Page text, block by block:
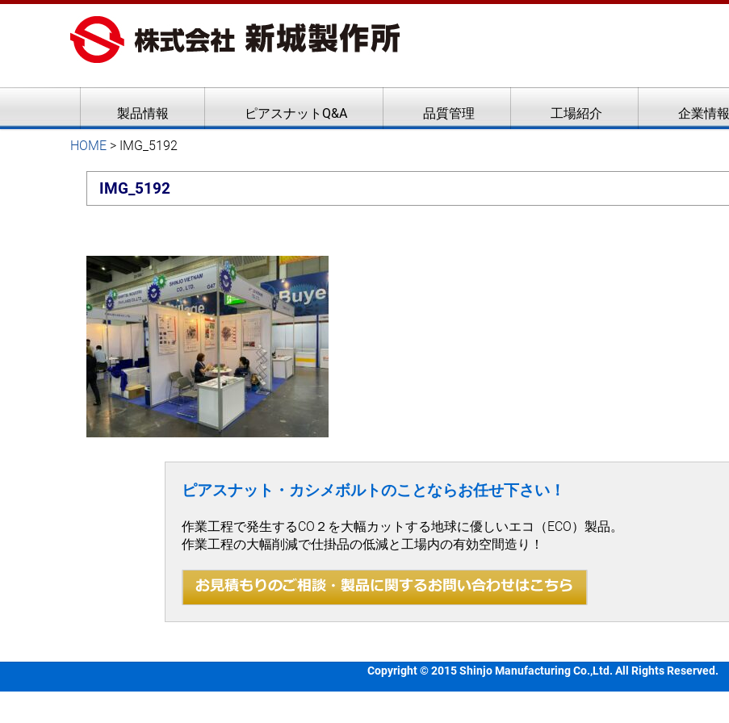
ピアスナット、クリンチボルト、フローフォーム
新城製作所
製品情報 ピアスナットQ&A 品質管理 工場紹介 企業情報
HOME > IMG_5192
IMG_5192
ピアスナット・カシメボルトのことならお任せ下さい！
作業工程で発生するCO２を大幅カットする地球に優しいエコ（ECO）製品。
作業工程の大幅削減で仕掛品の低減と工場内の有効空間造り！
Copyright © 2015 Shinjo Manufacturing Co.,Ltd. All Rights Reserved.